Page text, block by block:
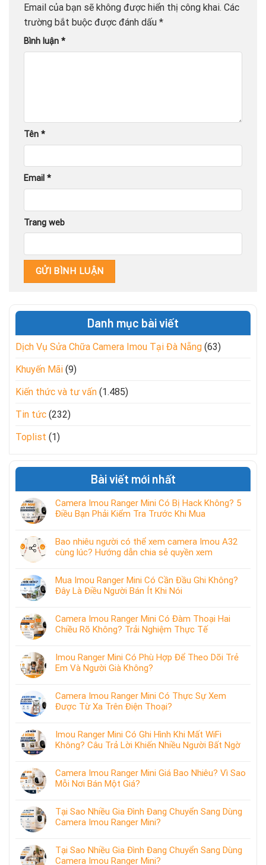
Email của bạn sẽ không được hiển thị công khai. Các
trường bắt buộc được đánh dấu *
Bình luận *
Tên *
Email *
Trang web
Danh mục bài viết
Dịch Vụ Sửa Chữa Camera Imou Tại Đà Nẵng (63)
Khuyến Mãi (9)
Kiến thức và tư vấn (1.485)
Tin tức (232)
Toplist (1)
Bài viết mới nhất
Camera Imou Ranger Mini Có Bị Hack Không? 5
Điều Bạn Phải Kiểm Tra Trước Khi Mua
Bao nhiêu người có thể xem camera Imou A32
cùng lúc? Hướng dẫn chia sẻ quyền xem
Mua Imou Ranger Mini Có Cần Đầu Ghi Không?
Đây Là Điều Người Bán Ít Khi Nói
Camera Imou Ranger Mini Có Đàm Thoại Hai
Chiều Rõ Không? Trải Nghiệm Thực Tế
Imou Ranger Mini Có Phù Hợp Để Theo Dõi Trẻ
Em Và Người Già Không?
Camera Imou Ranger Mini Có Thực Sự Xem
Được Từ Xa Trên Điện Thoại?
Imou Ranger Mini Có Ghi Hình Khi Mất WiFi
Không? Câu Trả Lời Khiến Nhiều Người Bất Ngờ
Camera Imou Ranger Mini Giá Bao Nhiêu? Vì Sao
Mỗi Nơi Bán Một Giá?
Tại Sao Nhiều Gia Đình Đang Chuyển Sang Dùng
Camera Imou Ranger Mini?
Tại Sao Nhiều Gia Đình Đang Chuyển Sang Dùng
Camera Imou Ranger Mini?